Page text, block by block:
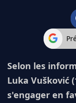
Selon les
Luka Vušković
s'engager en